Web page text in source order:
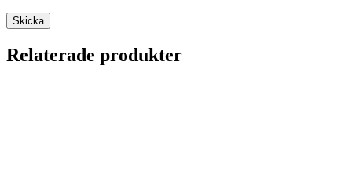
Relaterade produkter